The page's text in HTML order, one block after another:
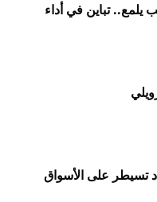
9/1: النفط يقفز والذهب يلمع.. تباين في أداء
اليوم 17/12: ضبابية الاقتصاد تسيطر على الأسواق